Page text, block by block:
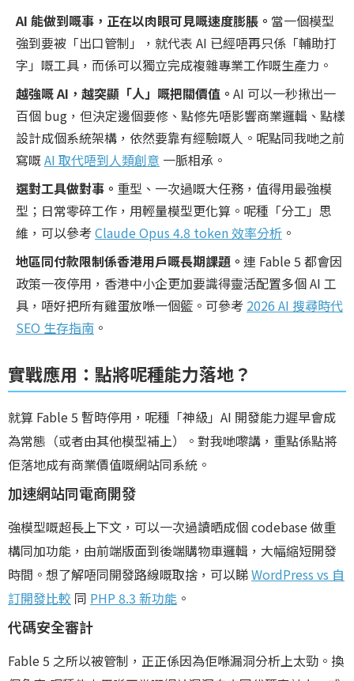
AI 能做到嘅事，正在以肉眼可見嘅速度膨脹。 當一個模型
強到要被「出口管制」，就代表 AI 已經唔再只係「輔助打
字」嘅工具，而係可以獨立完成複雜專業工作嘅生產力。
越強嘅 AI，越突顯「人」嘅把關價值。 AI 可以一秒揪出一
百個 bug，但決定邊個要修、點修先唔影響商業邏輯、點樣
設計成個系統架構，依然要靠有經驗嘅人。呢點同我哋之前
寫嘅AI 取代唔到人類創意 一脈相承。
選對工具做對事。 重型、一次過嘅大任務，值得用最強模
型；日常零碎工作，用輕量模型更化算。呢種「分工」思
維，可以參考Claude Opus 4.8 token 效率分析 。
地區同付款限制係香港用戶嘅長期課題。 連 Fable 5 都會因
政策一夜停用，香港中小企更加要識得靈活配置多個 AI 工
具，唔好把所有雞蛋放喺一個籃。可參考 2026 AI 搜尋時代
SEO 生存指南 。
實戰應用：點將呢種能力落地？
就算 Fable 5 暫時停用，呢種「神級」AI 開發能力遲早會成
為常態（或者由其他模型補上）。對我哋嚟講，重點係點將
佢落地成有商業價值嘅網站同系統。
加速網站同電商開發
強模型嘅超長上下文，可以一次過讀晒成個 codebase 做重
構同加功能，由前端版面到後端購物車邏輯，大幅縮短開發
時間。想了解唔同開發路線嘅取捨，可以睇WordPress vs 自
訂開發比較 同 PHP 8.3 新功能 。
代碼安全審計
Fable 5 之所以被管制，正正係因為佢喺漏洞分析上太勁。換